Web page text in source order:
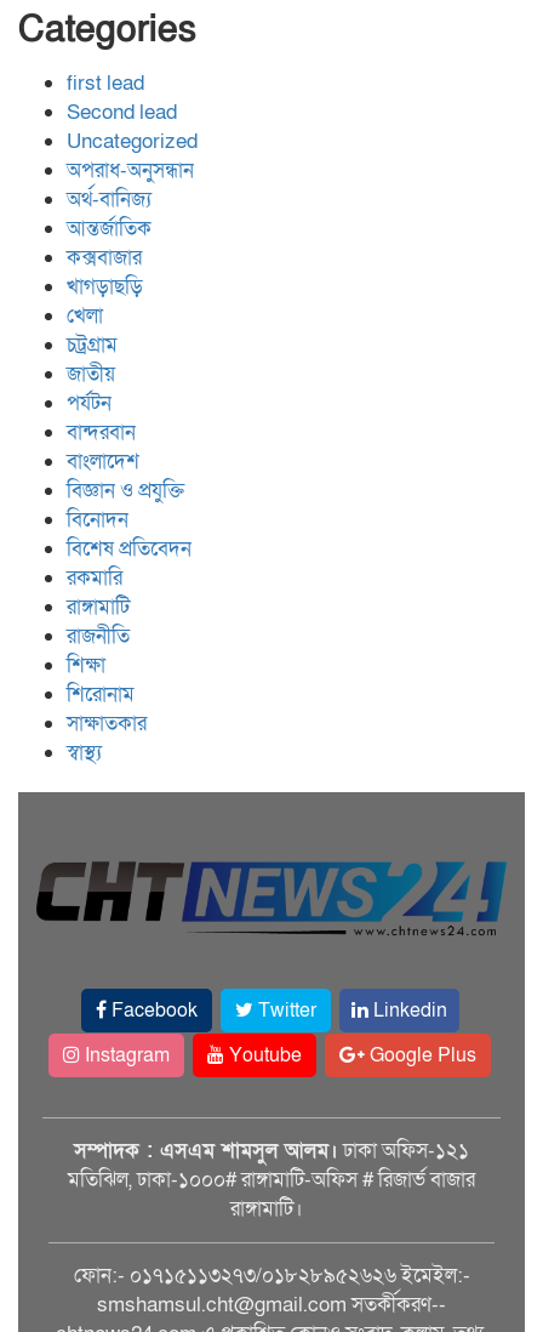
Categories
first lead
Second lead
Uncategorized
অপরাধ-অনুসন্ধান
অর্থ-বানিজ্য
আন্তর্জাতিক
কক্সবাজার
খাগড়াছড়ি
খেলা
চট্রগ্রাম
জাতীয়
পর্যটন
বান্দরবান
বাংলাদেশ
বিজ্ঞান ও প্রযুক্তি
বিনোদন
বিশেষ প্রতিবেদন
রকমারি
রাঙ্গামাটি
রাজনীতি
শিক্ষা
শিরোনাম
সাক্ষাতকার
স্বাস্থ্য
Facebook Twitter
Linkedin
Instagram
Youtube Google Plus
সম্পাদক : এসএম শামসুল আলম। ঢাকা অফিস-১২১
মতিঝিল, ঢাকা-১০০০# রাঙ্গামাটি-অফিস # রিজার্ভ বাজার
রাঙ্গামাটি।
ফোন:- ০১৭১৫১১৩২৭৩/০১৮২৮৯৫২৬২৬ ইমেইল:-
smshamsul.cht@gmail.com সতর্কীকরণ--